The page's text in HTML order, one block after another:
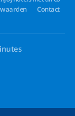
Contact